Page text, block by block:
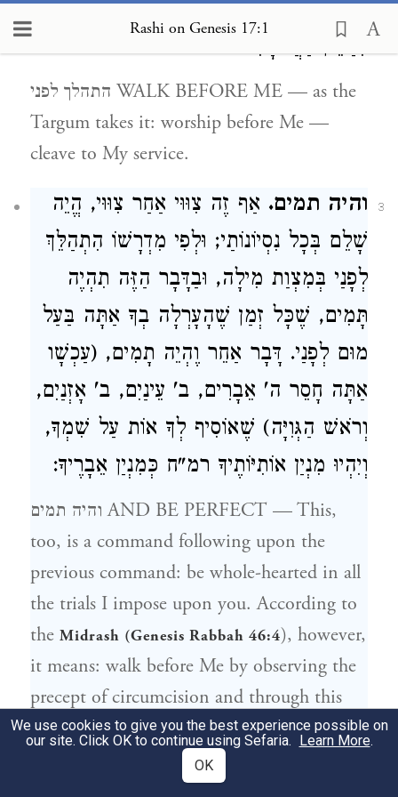
Rashi on Genesis 17:1
התהלך לפני.כְּתַרְגּוּמוֹ פְּלַח קֳדָמַי,
הִדַּבֵּק בַּעֲבוֹדָתִי:
התהלך לפני WALK BEFORE ME — as the
Targum takes it: worship before Me —
cleave to My service.
3 והיה תמים. אַף זֶה צִוּוּי אַחַר צִוּוּי, הֱיֵה
שָׁלֵם בְּכָל נִסְיוֹנוֹתַי; וּלְפִי מִדְרָשׁוֹ הִתְהַלֵּךְ
לְפָנַי בְּמִצְוַת מִילָה, וּבַדָּבָר הַזֶּה תִהְיֶה
תָּמִים, שֶׁכָּל זְמַן שֶׁהָעָרְלָה בְךָ אַתָּה בַּעַל
מוּם לְפָנַי. דָּבָר אַחֵר וֶהְיֵה תָמִים, (עַכְשָׁו
אַתָּה חָסֵר ה' אֵבָרִים, ב' עֵינַיִם, ב' אָזְנַיִם,
וְרֹאשׁ הַגְּוִיָּה) שֶׁאוֹסִיף לְךָ אוֹת עַל שִׁמְךָ,
וְיִהְיוּ מִנְיַן אוֹתִיּוֹתֶיךָ רמ"ח כְּמִנְיַן אֵבָרֶיךָ:
והיה תמים AND BE PERFECT — This,
too, is a command following upon the
previous command: be whole-hearted in all
the trials I impose upon you. According to
the Midrash (Genesis Rabbah 46:4), however,
it means: walk before Me by observing the
precept of circumcision and through this
you will become perfect, for so long as you
are uncircumcised I regard you as having a
blemish. Another explanation of היה תמים
We use cookies to give you the best experience possible on
our site. Click OK to continue using Sefaria. Learn More.
OK